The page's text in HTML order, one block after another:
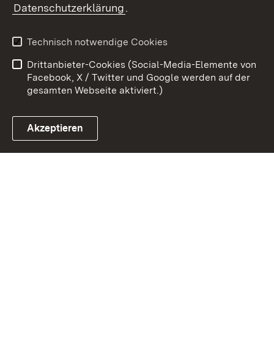
Link zum Landesportal
Kontakt
Barrierefreiheit
Impressum
Cookies
Datenschutzerklärung.
Technisch notwendige Cookies
Drittanbieter-Cookies (Social-Media-Elemente von
Facebook, X / Twitter und Google werden auf der
gesamten Webseite aktiviert.)
Akzeptieren